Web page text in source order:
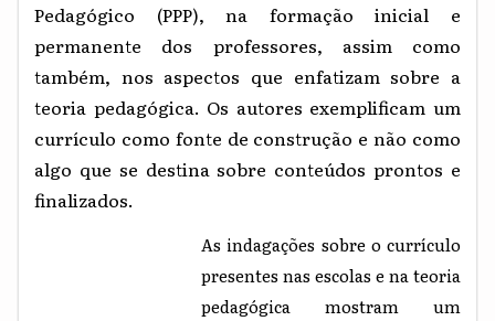
Pedagógico (PPP), na formação inicial e
permanente dos professores, assim como
também, nos aspectos que enfatizam sobre a
teoria pedagógica. Os autores exemplificam um
currículo como fonte de construção e não como
algo que se destina sobre conteúdos prontos e
finalizados.
As indagações sobre o currículo
presentes nas escolas e na teoria
pedagógica mostram um